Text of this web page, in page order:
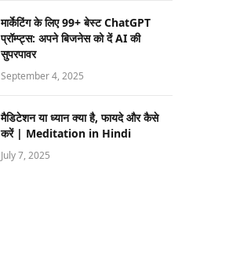
मार्केटिंग के लिए 99+ बेस्ट ChatGPT
प्रॉम्प्ट्स: अपने बिजनेस को दें AI की
सुपरपावर
September 4, 2025
मैडिटेशन या ध्यान क्या है, फायदे और कैसे
करें | Meditation in Hindi
July 7, 2025